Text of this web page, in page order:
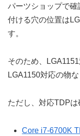
パーツショップで確
付ける穴の位置は
す。
そのため、
LGA1150対応の物
ただし、対応TDPは
Core i7-6700K